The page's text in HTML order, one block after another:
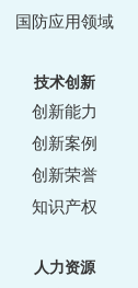
国防应用领域
技术创新
创新能力
创新案例
创新荣誉
知识产权
人力资源